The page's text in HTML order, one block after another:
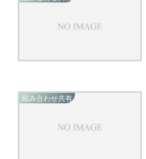
組み合わせ共有